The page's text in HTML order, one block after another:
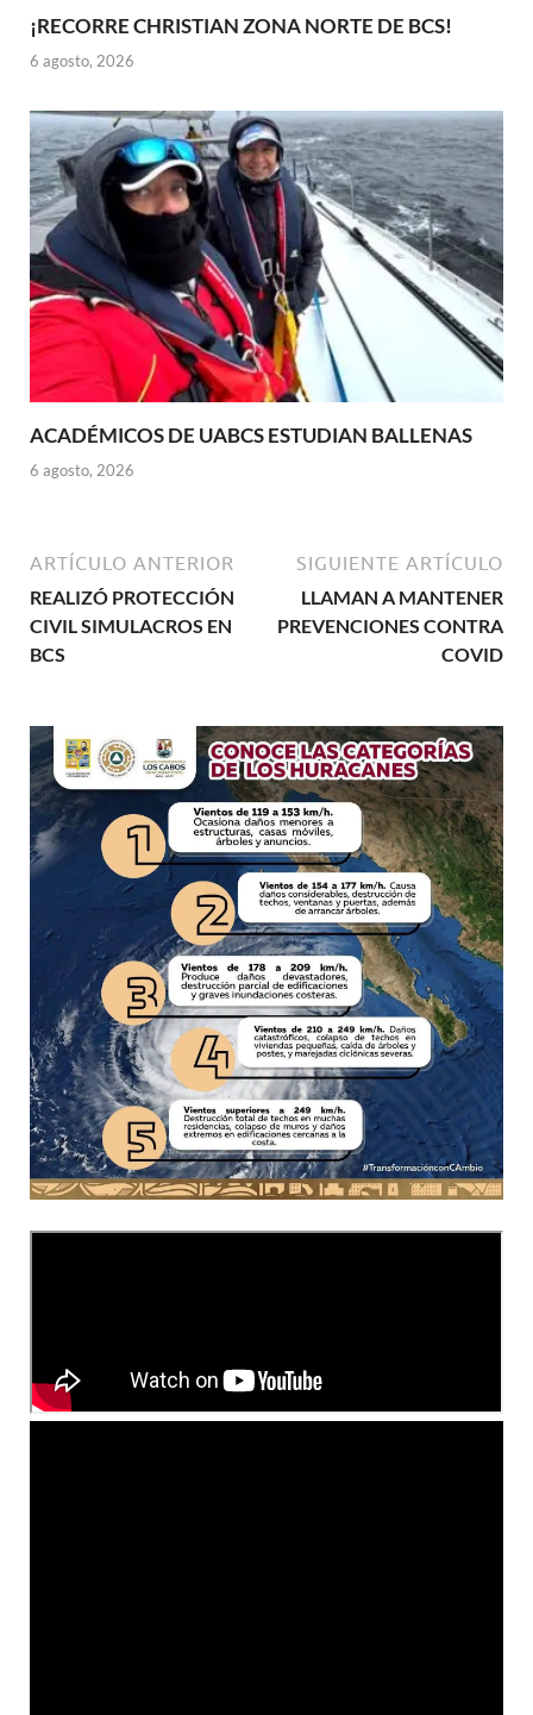
¡RECORRE CHRISTIAN ZONA NORTE DE BCS!
6 agosto, 2026
ACADÉMICOS DE UABCS ESTUDIAN BALLENAS
6 agosto, 2026
ARTÍCULO ANTERIOR
REALIZÓ PROTECCIÓN
CIVIL SIMULACROS EN
BCS
SIGUIENTE ARTÍCULO
LLAMAN A MANTENER
PREVENCIONES CONTRA
COVID